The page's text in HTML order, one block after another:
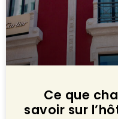
Ce que
savoir sur